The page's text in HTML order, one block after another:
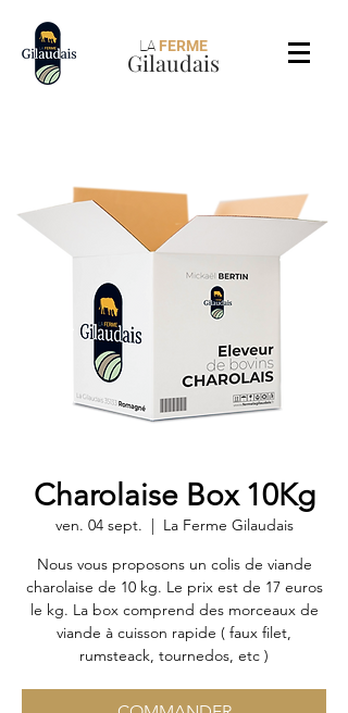
LA FERME
Gilaudais
Charolaise Box 10Kg
ven. 04 sept.
  |
La Ferme Gilaudais
Nous vous proposons un colis de viande
charolaise de 10 kg. Le prix est de 17 euros
le kg. La box comprend des morceaux de
viande à cuisson rapide ( faux filet,
rumsteack, tournedos, etc )